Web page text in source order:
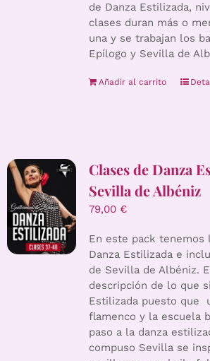
de Danza Estilizada,
clases duran más o
una y se trabajan los
Epílogo y Sevilla de
Añadir al carrito
Clases de Danza
Sevilla de Albéniz
79,00 €
En este pack tenemos
Danza Estilizada e
de Sevilla de Albéniz.
descripción de lo que
Estilizada puesto que
flamenco y la escuela
paso a la danza
compuso Sevilla se